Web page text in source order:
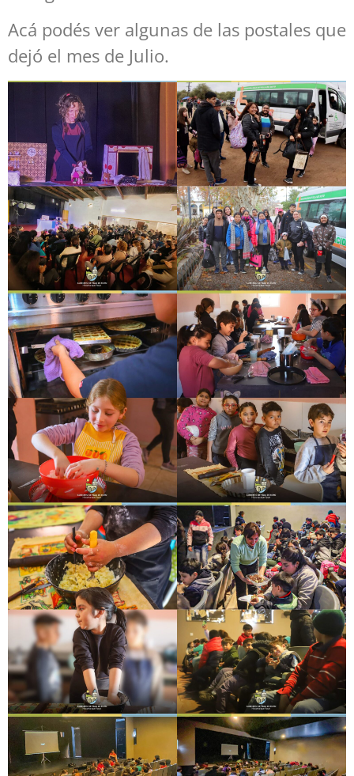
Acá podés ver algunas de las postales que
dejó el mes de Julio.